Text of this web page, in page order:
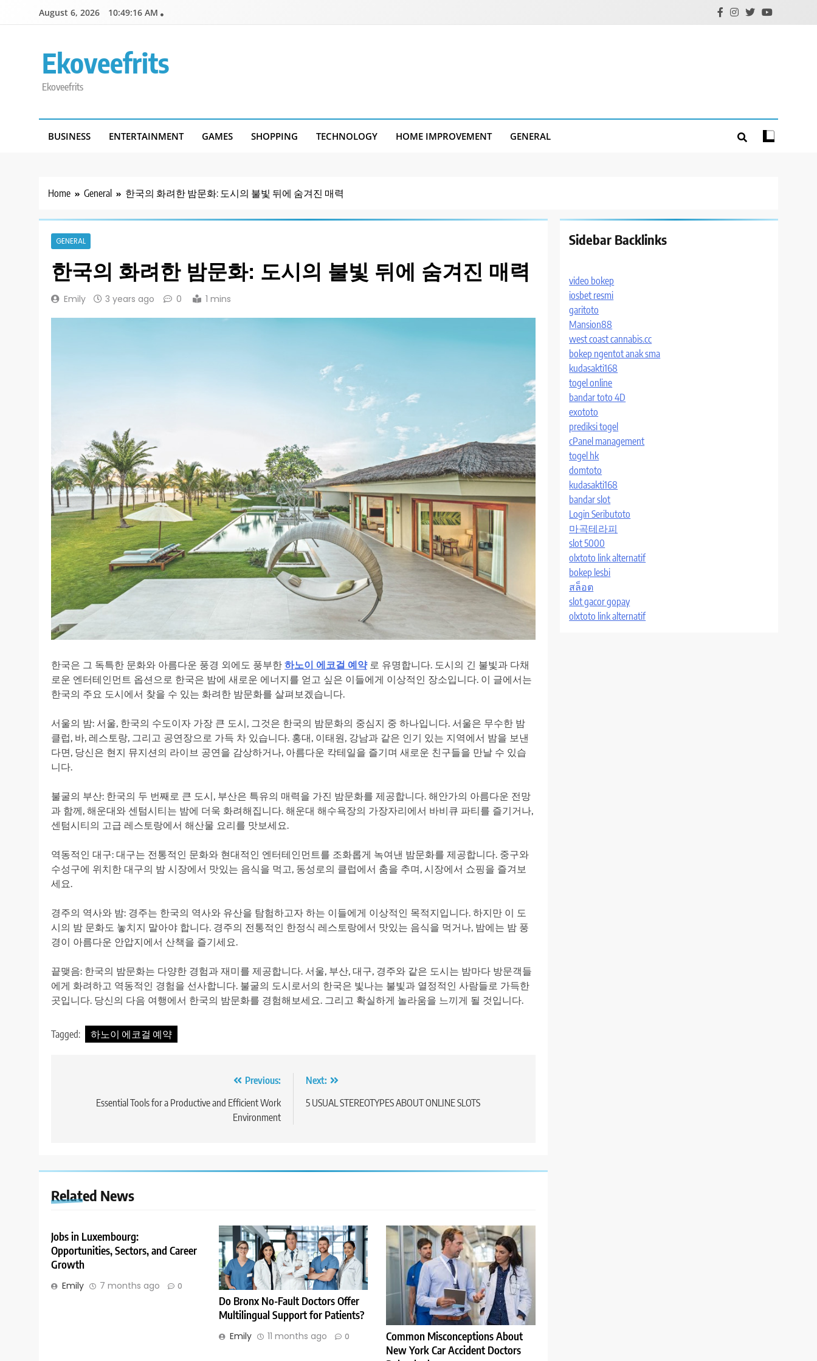
August 6, 2026 10:49:17 AM
Ekoveefrits
Ekoveefrits
BUSINESS ENTERTAINMENT GAMES SHOPPING TECHNOLOGY HOME IMPROVEMENT GENERAL
Home General 한국의 화려한 밤문화: 도시의 불빛 뒤에 숨겨진 매력
GENERAL
한국의 화려한 밤문화: 도시의 불빛 뒤에 숨겨진 매력
Emily 3 years ago 0 1 mins
한국은 그 독특한 문화와 아름다운 풍경 외에도 풍부한 하노이 에코걸 예약로 유명합니다. 도시의 긴 불빛과 다채
로운 엔터테인먼트 옵션으로 한국은 밤에 새로운 에너지를 얻고 싶은 이들에게 이상적인 장소입니다. 이 글에서는
한국의 주요 도시에서 찾을 수 있는 화려한 밤문화를 살펴보겠습니다.
서울의 밤: 서울, 한국의 수도이자 가장 큰 도시, 그것은 한국의 밤문화의 중심지 중 하나입니다. 서울은 무수한 밤
클럽, 바, 레스토랑, 그리고 공연장으로 가득 차 있습니다. 홍대, 이태원, 강남과 같은 인기 있는 지역에서 밤을 보낸
다면, 당신은 현지 뮤지션의 라이브 공연을 감상하거나, 아름다운 칵테일을 즐기며 새로운 친구들을 만날 수 있습
니다.
불굴의 부산: 한국의 두 번째로 큰 도시, 부산은 특유의 매력을 가진 밤문화를 제공합니다. 해안가의 아름다운 전망
과 함께, 해운대와 센텀시티는 밤에 더욱 화려해집니다. 해운대 해수욕장의 가장자리에서 바비큐 파티를 즐기거나,
센텀시티의 고급 레스토랑에서 해산물 요리를 맛보세요.
역동적인 대구: 대구는 전통적인 문화와 현대적인 엔터테인먼트를 조화롭게 녹여낸 밤문화를 제공합니다. 중구와
수성구에 위치한 대구의 밤 시장에서 맛있는 음식을 먹고, 동성로의 클럽에서 춤을 추며, 시장에서 쇼핑을 즐겨보
세요.
경주의 역사와 밤: 경주는 한국의 역사와 유산을 탐험하고자 하는 이들에게 이상적인 목적지입니다. 하지만 이 도
시의 밤 문화도 놓치지 말아야 합니다. 경주의 전통적인 한정식 레스토랑에서 맛있는 음식을 먹거나, 밤에는 밤 풍
경이 아름다운 안압지에서 산책을 즐기세요.
끝맺음: 한국의 밤문화는 다양한 경험과 재미를 제공합니다. 서울, 부산, 대구, 경주와 같은 도시는 밤마다 방문객들
에게 화려하고 역동적인 경험을 선사합니다. 불굴의 도시로서의 한국은 빛나는 불빛과 열정적인 사람들로 가득한
곳입니다. 당신의 다음 여행에서 한국의 밤문화를 경험해보세요. 그리고 확실하게 놀라움을 느끼게 될 것입니다.
Tagged: 하노이 에코걸 예약
navigation
Previous:
Essential Tools for a Productive and Efficient Work
Environment
Next:
5 USUAL STEREOTYPES ABOUT ONLINE SLOTS
Related News
Jobs in Luxembourg:
Opportunities, Sectors, and Career
Growth
Emily 7 months ago 0
Do Bronx No-Fault Doctors Offer
Multilingual Support for Patients?
Emily 11 months ago 0
Common Misconceptions About
New York Car Accident Doctors
Sidebar Backlinks
video bokep
iosbet resmi
garitoto
Mansion88
west coast cannabis.cc
bokep ngentot anak sma
kudasakti168
togel online
bandar toto 4D
exototo
prediksi togel
cPanel management
togel hk
domtoto
kudasakti168
bandar slot
Login Seributoto
마곡테라피
slot 5000
olxtoto link alternatif
bokep lesbi
สล็อต
slot gacor gopay
olxtoto link alternatif